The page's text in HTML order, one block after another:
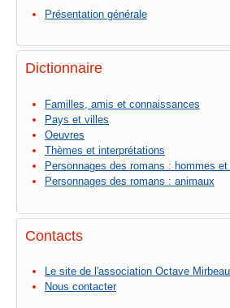
Présentation générale
Dictionnaire
Familles, amis et connaissances
Pays et villes
Oeuvres
Thèmes et interprétations
Personnages des romans : hommes
Personnages des romans : animaux
Contacts
Le site de l'association Octave Mirbeau
Nous contacter